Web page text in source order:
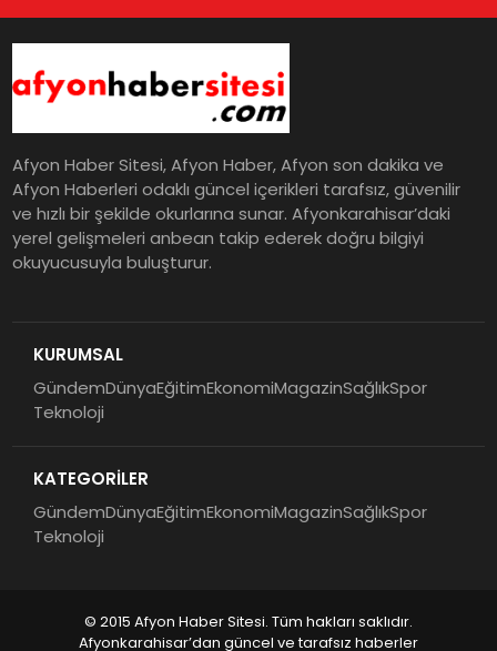
Afyon Haber Sitesi, Afyon Haber, Afyon son dakika ve
Afyon Haberleri odaklı güncel içerikleri tarafsız, güvenilir
ve hızlı bir şekilde okurlarına sunar. Afyonkarahisar’daki
yerel gelişmeleri anbean takip ederek doğru bilgiyi
okuyucusuyla buluşturur.
KURUMSAL
GündemDünyaEğitimEkonomiMagazinSağlıkSpor
Teknoloji
KATEGORİLER
GündemDünyaEğitimEkonomiMagazinSağlıkSpor
Teknoloji
© 2015 Afyon Haber Sitesi. Tüm hakları saklıdır.
Afyonkarahisar’dan güncel ve tarafsız haberler